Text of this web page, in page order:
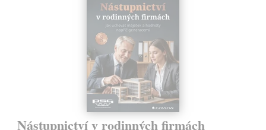
Nástupnictví v rodinných firmách